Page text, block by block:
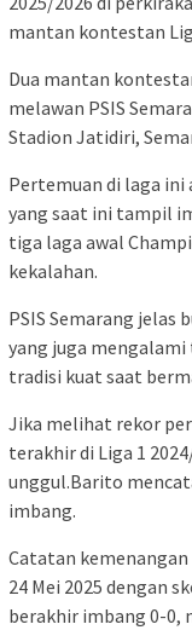
mantan kontestan
Dua mantan
melawan PSIS
Stadion Jatidiri,
Pertemuan di laga ini
yang saat ini tampil
tiga laga awal
kekalahan.
PSIS Semarang jelas
yang juga mengalami
tradisi kuat saat
Jika melihat rekor
terakhir di Liga 1
unggul.Barito
imbang.
Catatan
24 Mei 2025 dengan
berakhir imbang 0-0,